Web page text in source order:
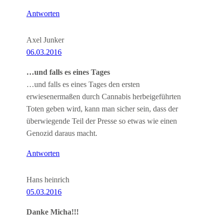
Antworten
Axel Junker
06.03.2016
…und falls es eines Tages
…und falls es eines Tages den ersten
erwiesenermaßen durch Cannabis herbeigeführten
Toten geben wird, kann man sicher sein, dass der
überwiegende Teil der Presse so etwas wie einen
Genozid daraus macht.
Antworten
Hans heinrich
05.03.2016
Danke Micha!!!